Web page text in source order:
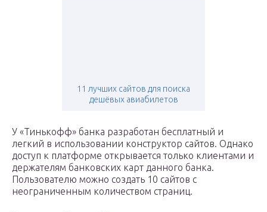
11 лучших сайтов для поиска
дешёвых авиабилетов
У «Тинькофф» банка разработан бесплатный и
легкий в использовании конструктор сайтов. Однако
доступ к платформе открывается только клиентами и
держателям банковских карт данного банка.
Пользователю можно создать 10 сайтов с
неограниченным количеством страниц.